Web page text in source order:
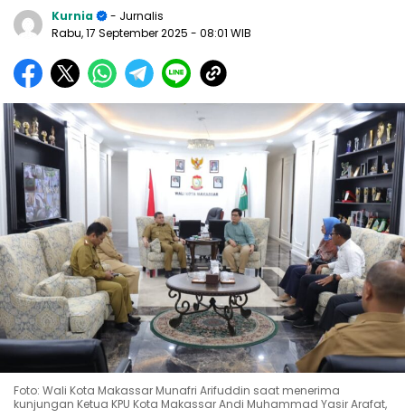
Kurnia
- Jurnalis
Rabu, 17 September 2025 - 08:01 WIB
Foto: Wali Kota Makassar Munafri Arifuddin saat menerima
kunjungan Ketua KPU Kota Makassar Andi Muhammad Yasir Arafat,